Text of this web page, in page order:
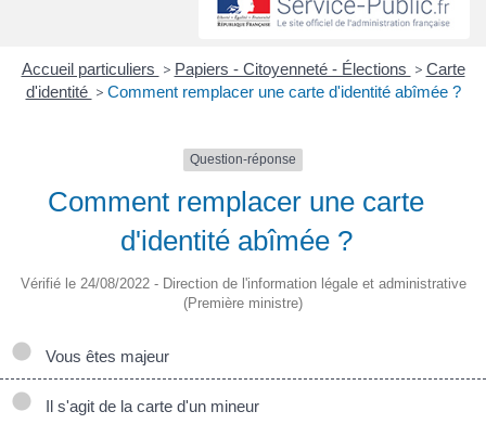
Accueil particuliers > Papiers - Citoyenneté - Élections > Carte
d'identité > Comment remplacer une carte d'identité abîmée ?
Question-réponse
Comment remplacer une carte
d'identité abîmée ?
Vérifié le 24/08/2022 - Direction de l'information légale et administrative
(Première ministre)
Vous êtes majeur
Il s'agit de la carte d'un mineur